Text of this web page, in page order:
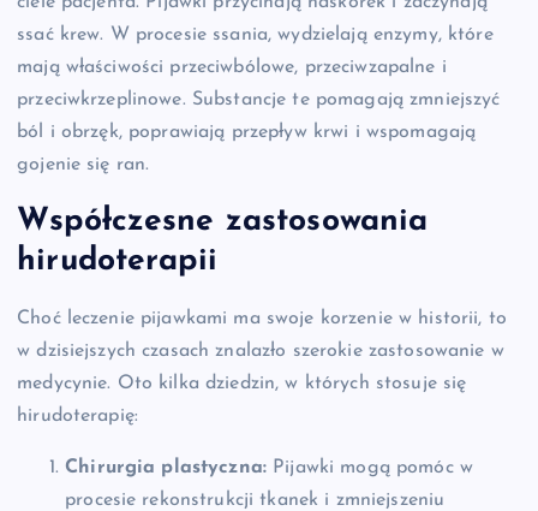
ssać krew. W procesie ssania, wydzielają enzymy, które
mają właściwości przeciwbólowe, przeciwzapalne i
przeciwkrzeplinowe. Substancje te pomagają zmniejszyć
ból i obrzęk, poprawiają przepływ krwi i wspomagają
gojenie się ran.
Współczesne zastosowania
hirudoterapii
Choć leczenie pijawkami ma swoje korzenie w historii, to
w dzisiejszych czasach znalazło szerokie zastosowanie w
medycynie. Oto kilka dziedzin, w których stosuje się
hirudoterapię:
Chirurgia plastyczna: Pijawki mogą pomóc w
procesie rekonstrukcji tkanek i zmniejszeniu